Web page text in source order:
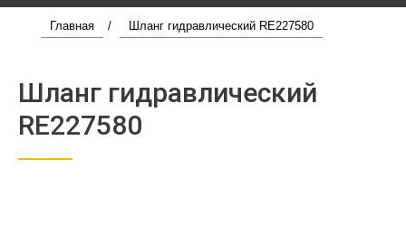
Главная / Шланг гидравлический RE227580
Шланг гидравлический
RE227580